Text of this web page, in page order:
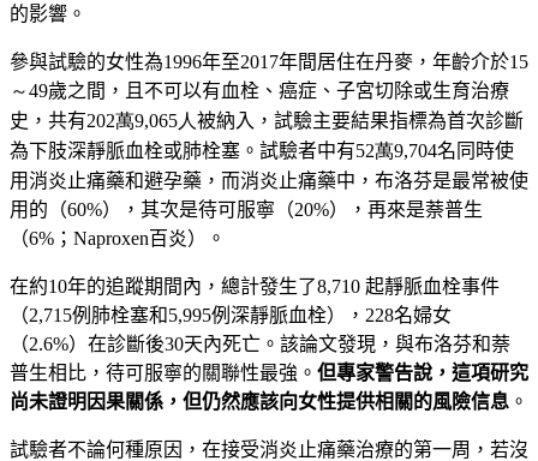
的影響。
參與試驗的女性為1996年至2017年間居住在丹麥，年齡介於15
～49歲之間，且不可以有血栓、癌症、子宮切除或生育治療
史，共有202萬9,065人 被納入，試驗主要結果指標為首次診斷
為下肢深靜脈血栓或肺栓塞。試驗者中有52萬9,704名同時使
用消炎止痛藥和避孕藥，而消炎止痛藥中，布洛芬是最常被使
用的（60%），其次是待可服寧（20%），再來是萘普生
（6% ； Naproxen百炎）。
在約10年的追蹤期間內，總計發生了8,710 起靜脈血栓事件
（2,715例肺栓塞和5,995例深靜脈血栓）， 228名婦女
（2.6%）在診斷後30天內死亡。該論文發現，與布洛芬和萘
普生相比，待可服寧的關聯性最強。 但專家警告說，這項研究
尚未證明因果關係，但仍然應該向女性提供相關的風險信息 。
試驗者不論何種原因，在接受消炎止痛藥治療的第一周，若沒